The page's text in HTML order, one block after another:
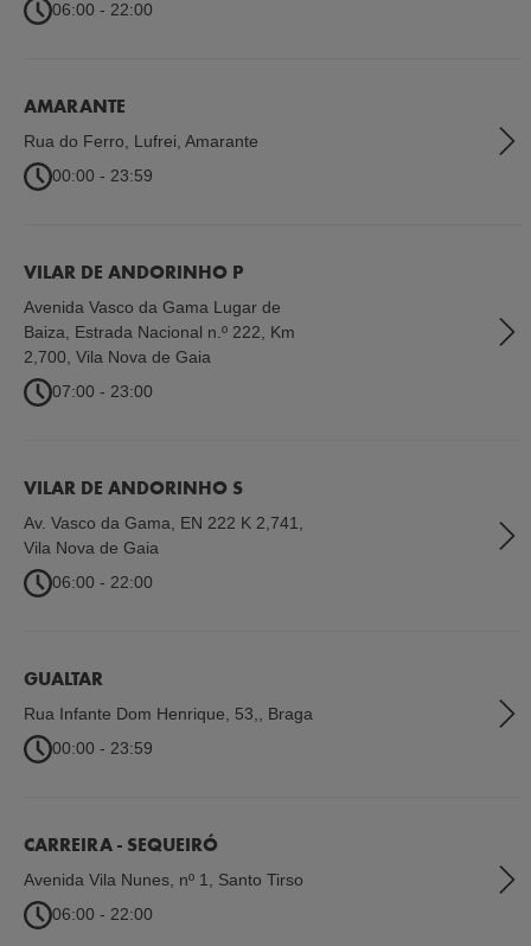
06:00 - 22:00
AMARANTE
Rua do Ferro, Lufrei Amarante
00:00 - 23:59
VILAR DE ANDORINHO P
Avenida Vasco da Gama Lugar de
Baiza, Estrada Nacional n.º 222, Km
2,700 Vila Nova de Gaia
07:00 - 23:00
VILAR DE ANDORINHO S
Av. Vasco da Gama, EN 222 K 2,741
Vila Nova de Gaia
06:00 - 22:00
GUALTAR
Rua Infante Dom Henrique, 53,
Braga
00:00 - 23:59
CARREIRA - SEQUEIRÓ
Avenida Vila Nunes, nº 1
Santo Tirso
06:00 - 22:00